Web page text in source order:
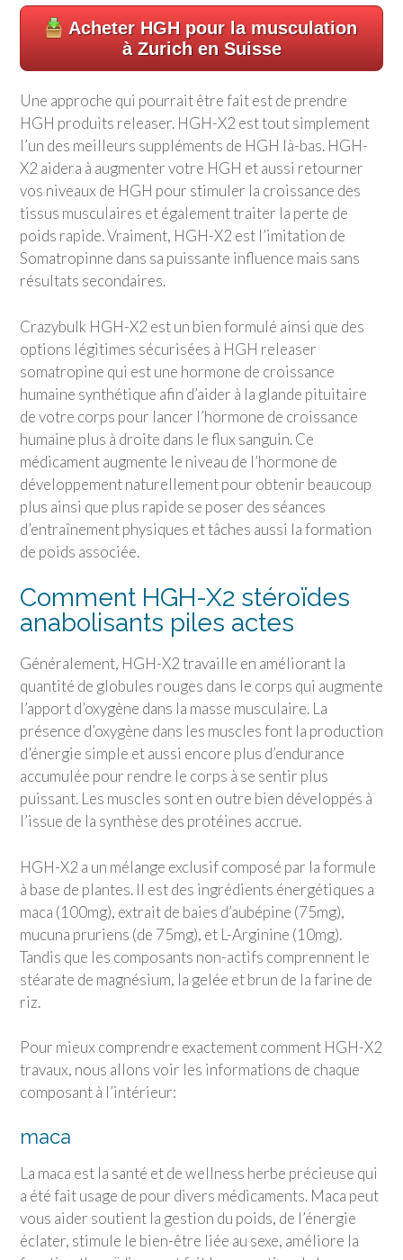
Acheter HGH pour la musculation
à Zurich en Suisse
Une approche qui pourrait être fait est de prendre
HGH produits releaser. HGH-X2 est tout simplement
l’un des meilleurs suppléments de HGH là-bas. HGH-
X2 aidera à augmenter votre HGH et aussi retourner
vos niveaux de HGH pour stimuler la croissance des
tissus musculaires et également traiter la perte de
poids rapide. Vraiment, HGH-X2 est l’imitation de
Somatropinne dans sa puissante influence mais sans
résultats secondaires.
Crazybulk HGH-X2 est un bien formulé ainsi que des
options légitimes sécurisées à HGH releaser
somatropine qui est une hormone de croissance
humaine synthétique afin d’aider à la glande pituitaire
de votre corps pour lancer l’hormone de croissance
humaine plus à droite dans le flux sanguin. Ce
médicament augmente le niveau de l’hormone de
développement naturellement pour obtenir beaucoup
plus ainsi que plus rapide se poser des séances
d’entraînement physiques et tâches aussi la formation
de poids associée.
Comment HGH-X2 stéroïdes
anabolisants piles actes
Généralement, HGH-X2 travaille en améliorant la
quantité de globules rouges dans le corps qui augmente
l’apport d’oxygène dans la masse musculaire. La
présence d’oxygène dans les muscles font la production
d’énergie simple et aussi encore plus d’endurance
accumulée pour rendre le corps à se sentir plus
puissant. Les muscles sont en outre bien développés à
l’issue de la synthèse des protéines accrue.
HGH-X2 a un mélange exclusif composé par la formule
à base de plantes. Il est des ingrédients énergétiques a
maca (100mg), extrait de baies d’aubépine (75mg),
mucuna pruriens (de 75mg), et L-Arginine (10mg).
Tandis que les composants non-actifs comprennent le
stéarate de magnésium, la gelée et brun de la farine de
riz.
Pour mieux comprendre exactement comment HGH-X2
travaux, nous allons voir les informations de chaque
composant à l’intérieur:
maca
La maca est la santé et de wellness herbe précieuse qui
a été fait usage de pour divers médicaments. Maca peut
vous aider soutient la gestion du poids, de l’énergie
éclater, stimule le bien-être liée au sexe, améliore la